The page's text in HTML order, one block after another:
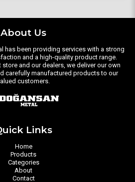
About Us
has been providing services with a strong
and a high-quality product range.
and our dealers, we deliver our own
carefully manufactured products to our
customers.
Links
Home
Products
Categories
About
Contact